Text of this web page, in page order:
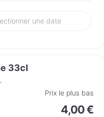
33cl
Prix le plus bas
4,00 €